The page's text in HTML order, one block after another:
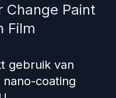
Change Paint
Film
gebruik van
coating